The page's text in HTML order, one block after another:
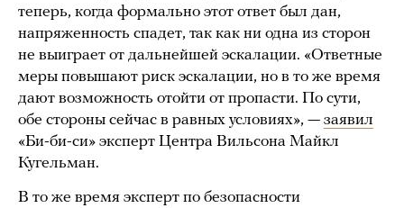
теперь, когда формально этот ответ был дан,
напряженность спадет, так как ни одна из сторон
не выиграет от дальнейшей эскалации. «Ответные
меры повышают риск эскалации, но в то же время
дают возможность отойти от пропасти. По сути,
обе стороны сейчас в равных условиях», — заявил
«Би-би-си» эксперт Центра Вильсона Майкл
Кугельман.
В то же время эксперт по безопасности